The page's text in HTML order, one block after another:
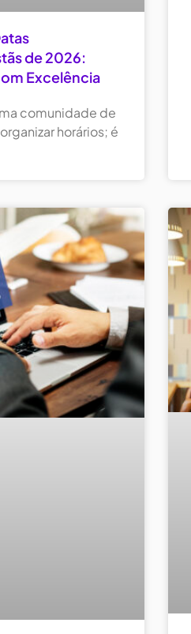
de 2026:
Excelência
comunidade de
horários; é